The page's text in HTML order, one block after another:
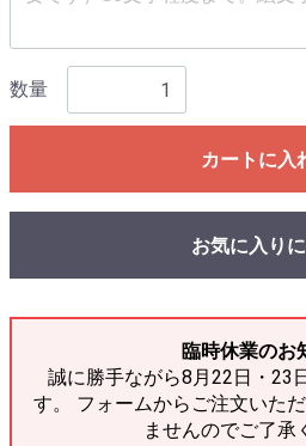
数量
カートに入
お気に入り
臨時休業のお
誠に勝手ながら8月22日・23
す。 フォームからご注文いた
ませんのでご了承